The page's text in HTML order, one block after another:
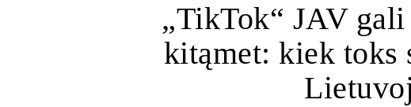
„TikTok“ JAV
kitąmet: kiek toks